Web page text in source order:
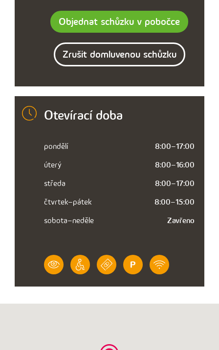
Objednat schůzku v pobočce
Zrušit domluvenou schůzku
Otevírací doba
pondělí
8:00–17:00
úterý
8:00–16:00
středa
8:00–17:00
čtvrtek–pátek
8:00–15:00
sobota–neděle
Zavřeno
VÝZNAM
IKONY
BEZBARIÉROVÝ
PŘÍSTUP
PLATBA
PLATEBNÍ
KARTOU
PARKOVÁNÍ
PŘED
NEBO
WIFI
ZDARMA